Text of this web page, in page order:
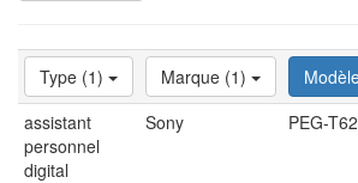
Type (1) Marque (1)
assistant
personnel
digital
Sony PEG-